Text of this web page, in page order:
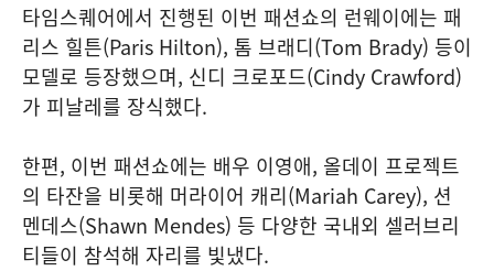
타임스퀘어에서 진행된 이번 패션쇼의 런웨이에는 패
리스 힐튼(Paris Hilton), 톰 브래디(Tom Brady) 등이
모델로 등장했으며, 신디 크로포드(Cindy Crawford)
가 피날레를 장식했다.
한편, 이번 패션쇼에는 배우 이영애, 올데이 프로젝트
의 타잔을 비롯해 머라이어 캐리(Mariah Carey), 션
멘데스(Shawn Mendes) 등 다양한 국내외 셀러브리
티들이 참석해 자리를 빛냈다.